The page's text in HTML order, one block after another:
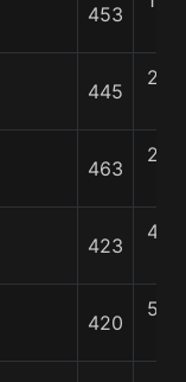
453
445
2 1/
463
2 1/
423
4 1/
420
5 1/